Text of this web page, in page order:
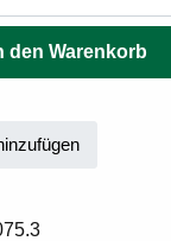
den Warenkorb